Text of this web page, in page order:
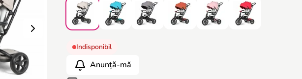
Indisponibil
Anunță-mă